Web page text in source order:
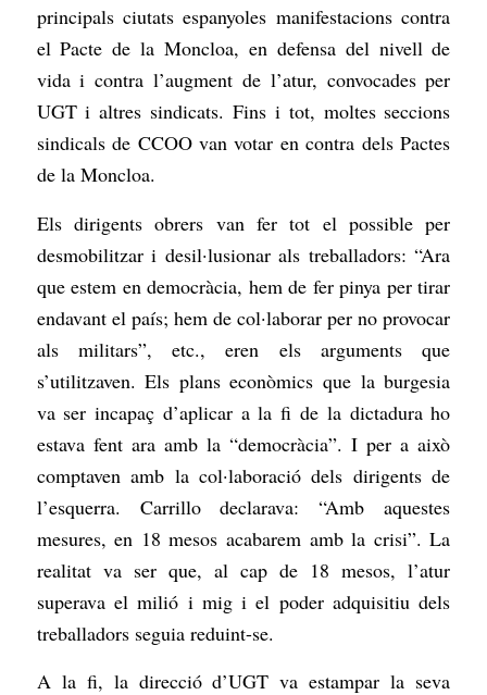
principals ciutats espanyoles manifestacions contra
el Pacte de la Moncloa, en defensa del nivell de
vida i contra l’augment de l’atur, convocades per
UGT i altres sindicats. Fins i tot, moltes seccions
sindicals de CCOO van votar en contra dels Pactes
de la Moncloa.
Els dirigents obrers van fer tot el possible per
desmobilitzar i desil·lusionar als treballadors: “Ara
que estem en democràcia, hem de fer pinya per tirar
endavant el país; hem de col·laborar per no provocar
als militars”, etc., eren els arguments que
s’utilitzaven. Els plans econòmics que la burgesia
va ser incapaç d’aplicar a la fi de la dictadura ho
estava fent ara amb la “democràcia”. I per a això
comptaven amb la col·laboració dels dirigents de
l’esquerra. Carrillo declarava: “Amb aquestes
mesures, en 18 mesos acabarem amb la crisi”. La
realitat va ser que, al cap de 18 mesos, l’atur
superava el milió i mig i el poder adquisitiu dels
treballadors seguia reduint-se.
A la fi, la direcció d’UGT va estampar la seva